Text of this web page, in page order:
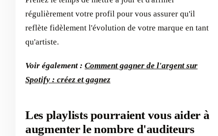
régulièrement votre profil pour vous assurer qu'il
reflète fidèlement l'évolution de votre marque en tant
qu'artiste.
Voir également : Comment gagner de l'argent sur
Spotify : créez et gagnez
Les playlists pourraient vous aider à
augmenter le nombre d'auditeurs